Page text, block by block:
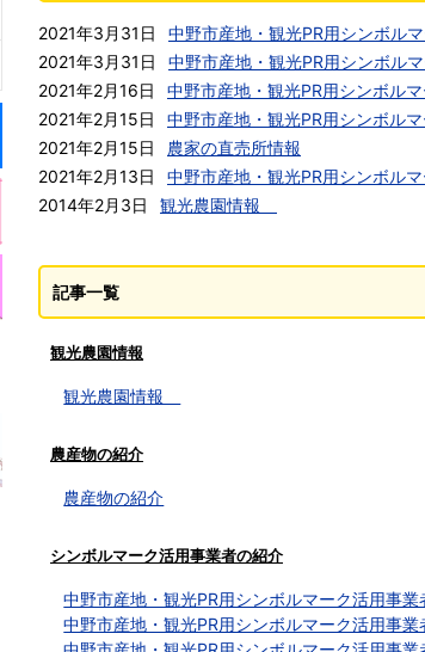
2021年3月31日
中野市産地・観光PR用シンボル
2021年3月31日
中野市産地・観光PR用シンボル
2021年2月16日
中野市産地・観光PR用シンボル
2021年2月15日
中野市産地・観光PR用シンボル
2021年2月15日
農家の直売所情報
2021年2月13日
中野市産地・観光PR用シンボル
2014年2月3日
観光農園情報
記事一覧
観光農園情報
観光農園情報
農産物の紹介
農産物の紹介
シンボルマーク活用事業者の紹介
中野市産地・観光PR用シンボルマーク活用事業
中野市産地・観光PR用シンボルマーク活用事業